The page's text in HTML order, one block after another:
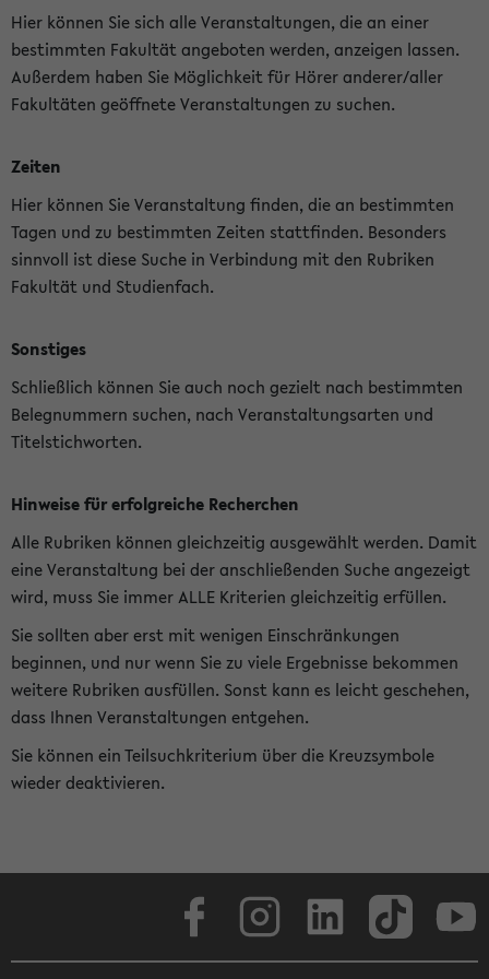
Hier können Sie sich alle Veranstaltungen, die an einer
bestimmten Fakultät angeboten werden, anzeigen lassen.
Außerdem haben Sie Möglichkeit für Hörer anderer/aller
Fakultäten geöffnete Veranstaltungen zu suchen.
Zeiten
Hier können Sie Veranstaltung finden, die an bestimmten
Tagen und zu bestimmten Zeiten stattfinden. Besonders
sinnvoll ist diese Suche in Verbindung mit den Rubriken
Fakultät und Studienfach.
Sonstiges
Schließlich können Sie auch noch gezielt nach bestimmten
Belegnummern suchen, nach Veranstaltungsarten und
Titelstichworten.
Hinweise für erfolgreiche Recherchen
Alle Rubriken können gleichzeitig ausgewählt werden. Damit
eine Veranstaltung bei der anschließenden Suche angezeigt
wird, muss Sie immer ALLE Kriterien gleichzeitig erfüllen.
Sie sollten aber erst mit wenigen Einschränkungen
beginnen, und nur wenn Sie zu viele Ergebnisse bekommen
weitere Rubriken ausfüllen. Sonst kann es leicht geschehen,
dass Ihnen Veranstaltungen entgehen.
Sie können ein Teilsuchkriterium über die Kreuzsymbole
wieder deaktivieren.